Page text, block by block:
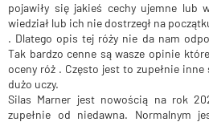
pojawiły się jakieś cechy ujemne lub
wiedział lub ich nie dostrzegł na
. Dlatego opis tej róży nie da nam
Tak bardzo cenne są wasze opinie
oceny róż . Często jest to zupełnie
dużo uczy.
Silas Marner jest nowością na rok
zupełnie od niedawna. Normalnym